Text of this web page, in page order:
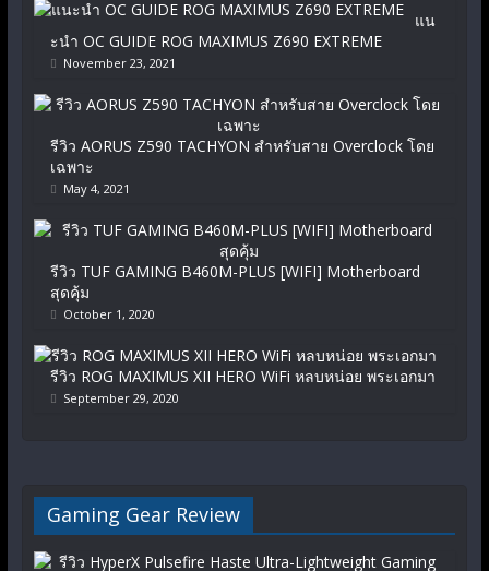
แน
ะนำ OC GUIDE ROG MAXIMUS Z690 EXTREME
November 23, 2021
รีวิว AORUS Z590 TACHYON สำหรับสาย Overclock โดย
เฉพาะ
May 4, 2021
รีวิว TUF GAMING B460M-PLUS [WIFI] Motherboard
สุดคุ้ม
October 1, 2020
รีวิว ROG MAXIMUS XII HERO WiFi หลบหน่อย พระเอกมา
September 29, 2020
Gaming Gear Review